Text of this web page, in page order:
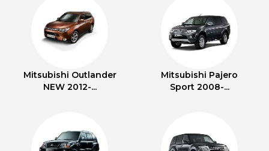
Mitsubishi Outlander
NEW 2012-...
Mitsubishi Pajero
Sport 2008-...